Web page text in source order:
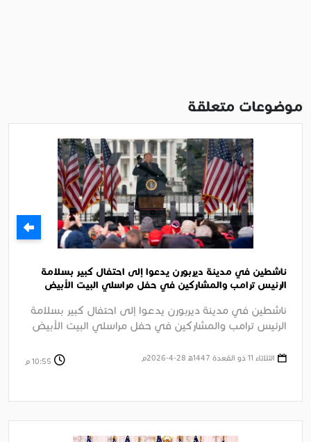
موضوعات متعلقة
ناشطين في مدينة ديربورن يدعوا إلى احتفال كبير بسلامة
الرئيس ترامب والمشاركين في حفل مراسلي البيت الأبيض
ناشطين في مدينة ديربورن يدعوا إلى احتفال كبير بسلامة
الرئيس ترامب والمشاركين في حفل مراسلي البيت الأبيض
الثلاثاء 11 ذو القعدة 1447ﻫ 28-4-2026م 10:55 م